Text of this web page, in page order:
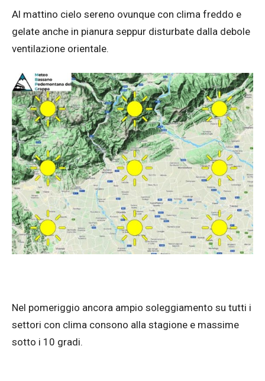
Al mattino cielo sereno ovunque con clima freddo e
gelate anche in pianura seppur disturbate dalla debole
ventilazione orientale.
Nel pomeriggio ancora ampio soleggiamento su tutti i
settori con clima consono alla stagione e massime
sotto i 10 gradi.